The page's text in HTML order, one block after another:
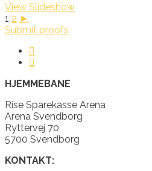
View Slideshow
1 2 ►
Submit proofs
HJEMMEBANE
Rise Sparekasse Arena
Arena Svendborg
Ryttervej 70
5700 Svendborg
KONTAKT: